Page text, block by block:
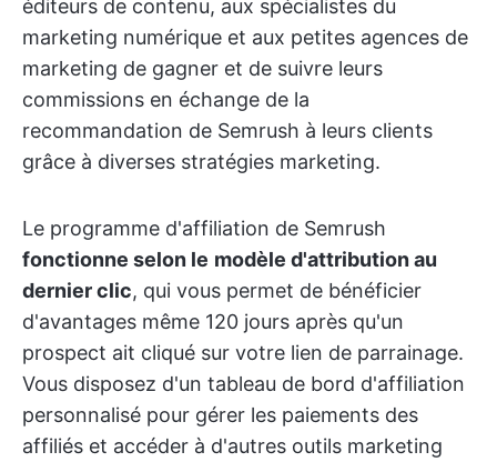
éditeurs de contenu, aux spécialistes du
marketing numérique et aux petites agences de
marketing de gagner et de suivre leurs
commissions en échange de la
recommandation de Semrush à leurs clients
grâce à diverses stratégies marketing.
Le programme d'affiliation de Semrush
fonctionne selon le modèle d'attribution au
dernier clic, qui vous permet de bénéficier
d'avantages même 120 jours après qu'un
prospect ait cliqué sur votre lien de parrainage.
Vous disposez d'un tableau de bord d'affiliation
personnalisé pour gérer les paiements des
affiliés et accéder à d'autres outils marketing